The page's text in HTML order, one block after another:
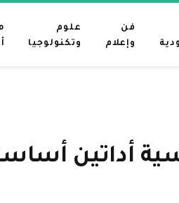
فن
وإعلام
علوم
وتكنولوجيا
أداتين